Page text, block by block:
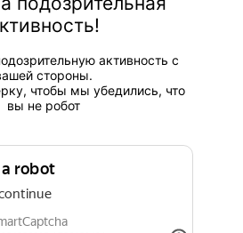
активность с
стороны.
чтобы мы убедились, что
вы не робот